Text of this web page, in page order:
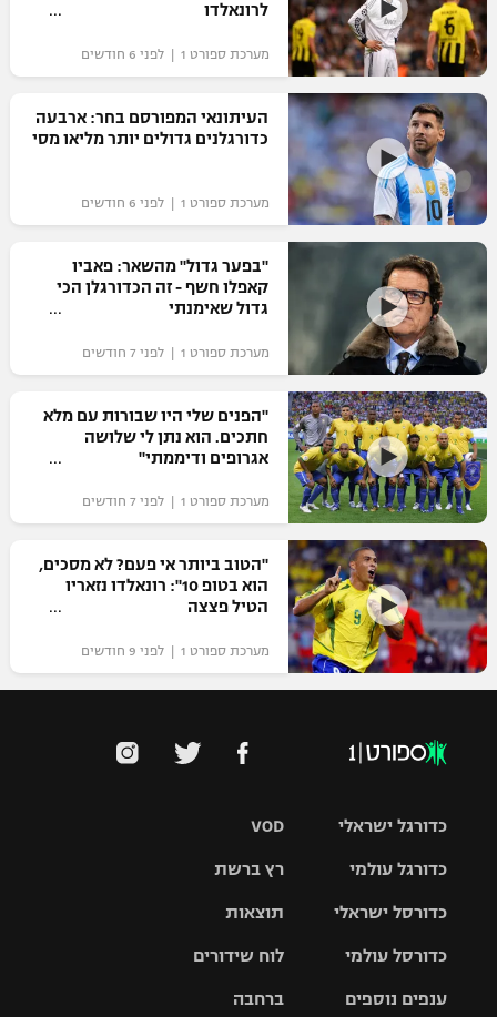
לרונאלדו
מערכת ספורט 1 | לפני 6 חודשים
העיתונאי המפורסם בחר: ארבעה
כדורגלנים גדולים יותר מליאו מסי
מערכת ספורט 1 | לפני 6 חודשים
"בפער גדול" מהשאר: פאביו
קאפלו חשף - זה הכדורגלן הכי
גדול שאימנתי
מערכת ספורט 1 | לפני 7 חודשים
"הפנים שלי היו שבורות עם מלא
חתכים. הוא נתן לי שלושה
אגרופים ודיממתי"
מערכת ספורט 1 | לפני 7 חודשים
"הטוב ביותר אי פעם? לא מסכים,
הוא בטופ 10": רונאלדו נזאריו
הטיל פצצה
מערכת ספורט 1 | לפני 9 חודשים
VOD
רץ ברשת
תוצאות
לוח שידורים
ברחבה
כדורגל ישראלי
גביע הטוטו
כדורגל עולמי
האלופות
ליגה
כדורסל ישראלי
סל
כדורסל עולמי
ענפים נוספים